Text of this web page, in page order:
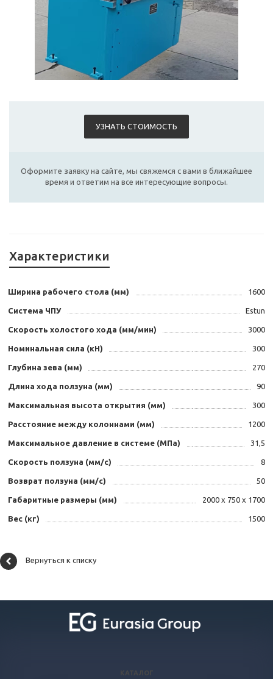
УЗНАТЬ СТОИМОСТЬ
Оформите заявку на сайте, мы свяжемся с вами в ближайшее
время и ответим на все интересующие вопросы.
Характеристики
Ширина рабочего стола (мм) 1600
Система ЧПУ Estun
Скорость холостого хода (мм/мин) 3000
Номинальная сила (кН) 300
Глубина зева (мм) 270
Длина хода ползуна (мм) 90
Максимальная высота открытия (мм) 300
Расстояние между колоннами (мм) 1200
Максимальное давление в системе (МПа) 31,5
Скорость ползуна (мм/с) 8
Возврат ползуна (мм/с) 50
Габаритные размеры (мм) 2000 х 750 х 1700
Вес (кг) 1500
Вернуться к списку
КАТАЛОГ